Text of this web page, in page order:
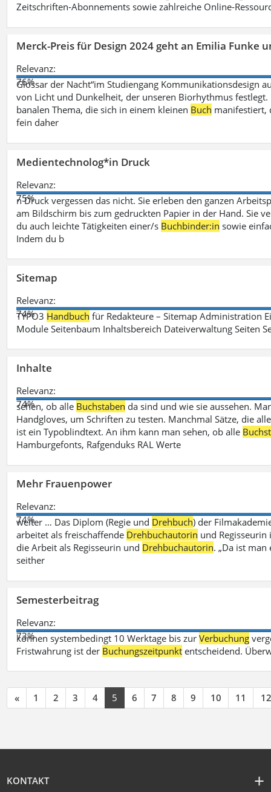
Zeitschriften-Abonnements sowie zahlreiche Online-
Merck-Preis für Design 2024 geht an Emilia Funke
Relevanz:
76%
Glossar der Nacht“im Studiengang Kommunikationsdesign
von Licht und Dunkelheit, der unseren Biorhythmus
banalen Thema, die sich in einem kleinen Buch manifestiert,
fein daher
Medientechnolog*in Druck
Relevanz:
75%
n Druck vergessen das nicht. Sie erleben den ganzen
am Bildschirm bis zum gedruckten Papier in der Hand. Sie
du auch leichte Tätigkeiten einer/s Buchbinder:in sowie
Indem du b
Sitemap
Relevanz:
74%
TYPO3 Handbuch für Redakteure – Sitemap Administration
Module Seitenbaum Inhaltsbereich Dateiverwaltung Seiten
Inhalte
Relevanz:
74%
sehen, ob alle Buchstaben da sind und wie sie aussehen.
Handgloves, um Schriften zu testen. Manchmal Sätze, die
ist ein Typoblindtext. An ihm kann man sehen, ob alle
Hamburgefonts, Rafgenduks RAL Werte
Mehr Frauenpower
Relevanz:
74%
weiter … Das Diplom (Regie und Drehbuch) der
arbeitet als freischaffende Drehbuchautorin und
die Arbeit als Regisseurin und Drehbuchautorin. „Da ist
seither
Semesterbeitrag
Relevanz:
73%
können systembedingt 10 Werktage bis zurVerbuchung
Fristwahrung ist der Buchungszeitpunkt entscheidend.
« 1 2 3 4 5 6 7 8 9 10 11 12
KONTAKT